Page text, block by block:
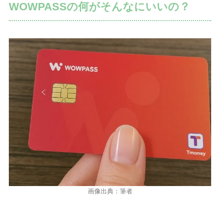
WOWPASSの何がそんなにいいの？
画像出典：筆者